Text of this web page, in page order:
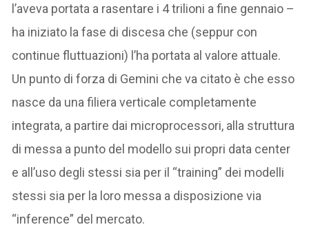
l’aveva portata a rasentare i 4 trilioni a fine gennaio –
ha iniziato la fase di discesa che (seppur con
continue fluttuazioni) l’ha portata al valore attuale.
Un punto di forza di Gemini che va citato è che esso
nasce da una filiera verticale completamente
integrata, a partire dai microprocessori, alla struttura
di messa a punto del modello sui propri data center
e all’uso degli stessi sia per il “training” dei modelli
stessi sia per la loro messa a disposizione via
“inference” del mercato.